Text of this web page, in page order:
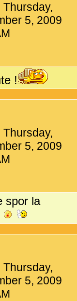
Thursday,
5, 2009
!
Thursday,
5, 2009
spor la
Thursday,
5, 2009